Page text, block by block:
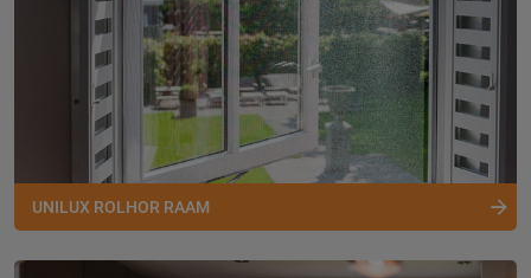
UNILUX ROLHOR RAAM